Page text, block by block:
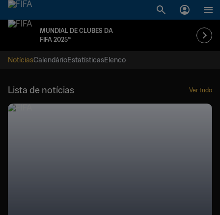
MUNDIAL DE CLUBES DA
FIFA 2025™
NotíciasCalendárioEstatísticasElenco
Lista de notícias Ver tudo